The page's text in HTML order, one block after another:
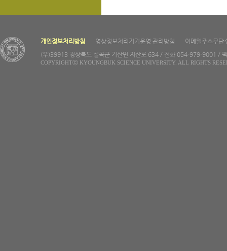
개인정보처리방침 영상정보처리기기운영·관리방침
이메일주소무단
(우)39913 경상북도 칠곡군 기산면 지산로 634 / 전화 054-979-9001 /
COPYRIGHTⓒ KYOUNGBUK SCIENCE UNIVERSITY. ALL RIGHTS